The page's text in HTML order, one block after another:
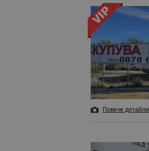
Повече детайли